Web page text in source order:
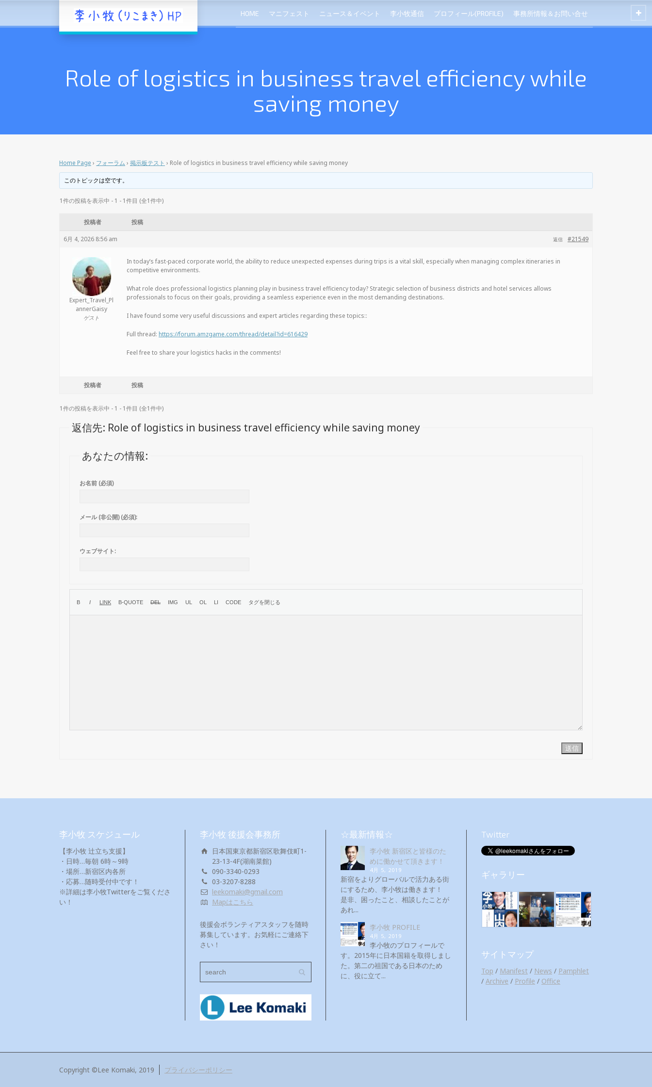
HOME マニフェスト ニュース＆イベント 李小牧通信 プロフィール(PROFILE) 事務所情報＆お問い合せ
Role of logistics in business travel efficiency while
saving money
Home Page › フォーラム › 掲示板テスト › Role of logistics in business travel efficiency while saving money
このトピックは空です。
1件の投稿を表示中 - 1 - 1件目 (全1件中)
投稿者 投稿
6月 4, 2026 8:56 am #21549
返信
Expert_Travel_Pl
annerGaisy
ゲスト
In today’s fast-paced corporate world, the ability to reduce unexpected expenses during trips is a vital skill, especially when managing complex itineraries in
competitive environments.
What role does professional logistics planning play in business travel efficiency today? Strategic selection of business districts and hotel services allows
professionals to focus on their goals, providing a seamless experience even in the most demanding destinations.
I have found some very useful discussions and expert articles regarding these topics::
Full thread: https://forum.amzgame.com/thread/detail?id=616429
Feel free to share your logistics hacks in the comments!
投稿者 投稿
1件の投稿を表示中 - 1 - 1件目 (全1件中)
返信先: Role of logistics in business travel efficiency while saving money
あなたの情報:
お名前 (必須)
メール (非公開) (必須):
ウェブサイト:
送信
李小牧 スケジュール
【李小牧 辻立ち支援】
・日時…毎朝 6時～9時
・場所…新宿区内各所
・応募…随時受付中です！
※詳細は李小牧Twitterをご覧くださ
い！
李小牧 後援会事務所
日本国東京都新宿区歌舞伎町1-
23-13-4F(湖南菜館)
090-3340-0293
03-3207-8288
leekomaki@gmail.com
Mapはこちら
後援会ボランティアスタッフを随時
募集しています。お気軽にご連絡下
さい！
☆最新情報☆
李小牧 新宿区と皆様のた
めに働かせて頂きます！
4月 5, 2019
新宿をよりグローバルで活力ある街
にするため、李小牧は働きます！
是非、困ったこと、相談したことが
あれ...
李小牧 PROFILE
4月 5, 2019
李小牧のプロフィールで
す。2015年に日本国籍を取得しまし
た。第二の祖国である日本のため
に、役に立て...
Twitter
ギャラリー
サイトマップ
Top / Manifest / News / Pamphlet
/ Archive / Profile / Office
Copyright ©Lee Komaki, 2019 プライバシーポリシー